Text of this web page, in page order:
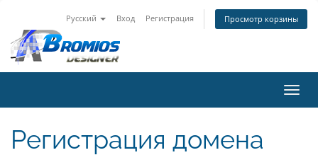
Русский Вход Регистрация Просмотр корзины
Регистрация домена